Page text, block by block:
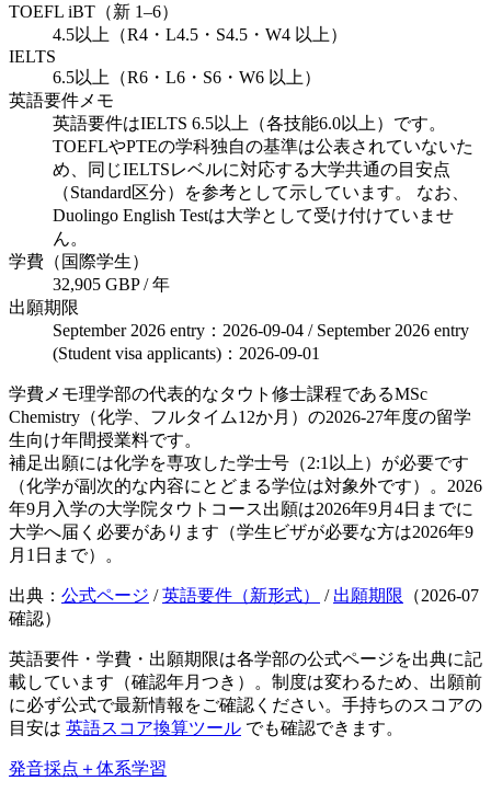
TOEFL iBT（新 1–6）
4.5以上（R4・L4.5・S4.5・W4 以上）
IELTS
6.5以上（R6・L6・S6・W6 以上）
英語要件メモ
英語要件はIELTS 6.5以上（各技能6.0以上）です。
TOEFLやPTEの学科独自の基準は公表されていないた
め、同じIELTSレベルに対応する大学共通の目安点
（Standard区分）を参考として示しています。 なお、
Duolingo English Testは大学として受け付けていませ
ん。
学費（国際学生）
32,905 GBP / 年
出願期限
September 2026 entry：2026-09-04 / September 2026 entry
(Student visa applicants)：2026-09-01
学費メモ理学部の代表的なタウト修士課程であるMSc
Chemistry（化学、フルタイム12か月）の2026-27年度の留学
生向け年間授業料です。
補足出願には化学を専攻した学士号（2:1以上）が必要です
（化学が副次的な内容にとどまる学位は対象外です）。2026
年9月入学の大学院タウトコース出願は2026年9月4日までに
大学へ届く必要があります（学生ビザが必要な方は2026年9
月1日まで）。
出典： 公式ページ /英語要件（新形式） / 出願期限 （2026-07
確認）
英語要件・学費・出願期限は各学部の公式ページを出典に記
載しています（確認年月つき）。制度は変わるため、出願前
に必ず公式で最新情報をご確認ください。手持ちのスコアの
目安は 英語スコア換算ツール でも確認できます。
発音採点＋体系学習